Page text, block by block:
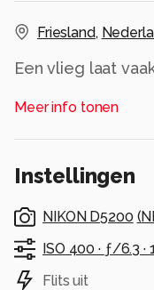
Friesland,
Een vlieg laat
dan weer naar
En zo voert hij
Alle rechten voorbehouden
Meer info tonen
Instellingen
NIKON D5200 (
ISO 400 · ƒ/6.3 ·
Flits uit